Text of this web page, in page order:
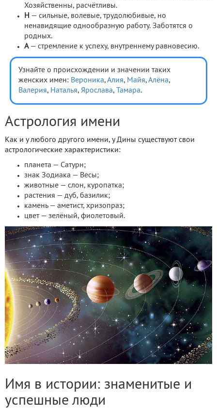
Хозяйственны, расчётливы.
Н — сильные, волевые, трудолюбивые, но
ненавидящие однообразную работу. Заботятся о
родных.
А— стремление к успеху, внутреннему равновесию.
Узнайте о происхождении и значении таких
женских имен: Вероника, Алия, Майя, Алёна,
Валерия, Наталья, Ярослава, Тамара.
Астрология имени
Как и у любого другого имени, у Дины существуют свои
астрологические характеристики:
планета — Сатурн;
знак Зодиака — Весы;
животные — слон, куропатка;
растения — дуб, базилик;
камень — аметист, хризопраз;
цвет — зелёный, фиолетовый.
Имя в истории: знаменитые и
успешные люди